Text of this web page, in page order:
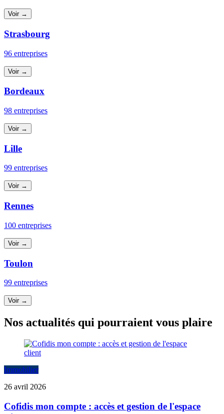
Voir →
Strasbourg
96 entreprises
Voir →
Bordeaux
98 entreprises
Voir →
Lille
99 entreprises
Voir →
Rennes
100 entreprises
Voir →
Toulon
99 entreprises
Voir →
Nos actualités qui pourraient vous plaire
Immobilier
26 avril 2026
Cofidis mon compte : accès et gestion de l'espace